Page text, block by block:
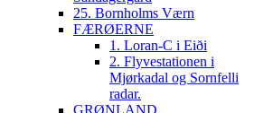
25. Bornholms Værn
FÆRØERNE
1. Loran-C i Eiði
2. Flyvestationen i
Mjørkadal og Sornfelli
radar.
GRØNLAND